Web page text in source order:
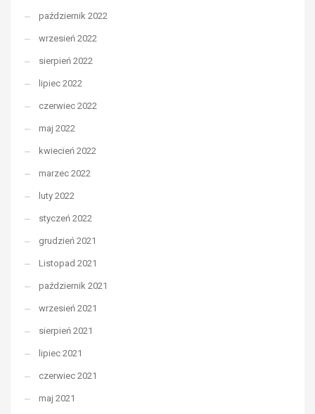
październik 2022
wrzesień 2022
sierpień 2022
lipiec 2022
czerwiec 2022
maj 2022
kwiecień 2022
marzec 2022
luty 2022
styczeń 2022
grudzień 2021
Listopad 2021
październik 2021
wrzesień 2021
sierpień 2021
lipiec 2021
czerwiec 2021
maj 2021